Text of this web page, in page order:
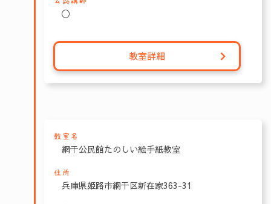
〇
教室詳細
教室名
網干公民館たのしい絵手紙教室
住所
兵庫県姫路市網干区新在家363-31